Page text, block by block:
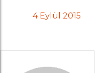
4 Eylül 2015